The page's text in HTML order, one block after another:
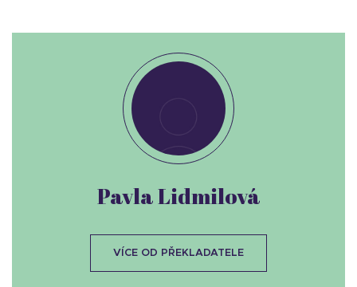
Pavla Lidmilová
VÍCE OD PŘEKLADATELE